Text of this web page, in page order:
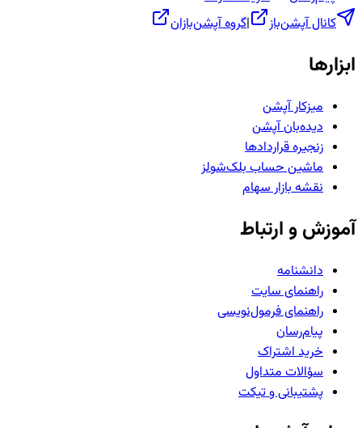
کانال آپشن‌باز
|گروه آپشن‌بازان
ابزارها
میزکار آپشن
دیده‌بان آپشن
زنجیره قراردادها
ماشین حساب بلک‌شولز
نقشه بازار سهام
آموزش و ارتباط
دانشنامه
راهنمای سایت
راهنمای فرمول‌نویسی
پیام‌رسان
خرید اشتراک
سؤالات متداول
پشتیبانی و تیکت